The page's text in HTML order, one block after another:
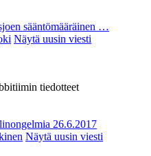
sääntömääräinen …
Näytä uusin viesti
tiedotteet
26.6.2017
Näytä uusin viesti